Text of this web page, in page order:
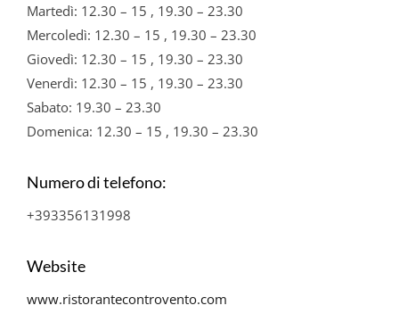
Martedì: 12.30 – 15 , 19.30 – 23.30
Mercoledì: 12.30 – 15 , 19.30 – 23.30
Giovedì: 12.30 – 15 , 19.30 – 23.30
Venerdì: 12.30 – 15 , 19.30 – 23.30
Sabato: 19.30 – 23.30
Domenica: 12.30 – 15 , 19.30 – 23.30
Numero di telefono:
+393356131998
Website
www.ristorantecontrovento.com